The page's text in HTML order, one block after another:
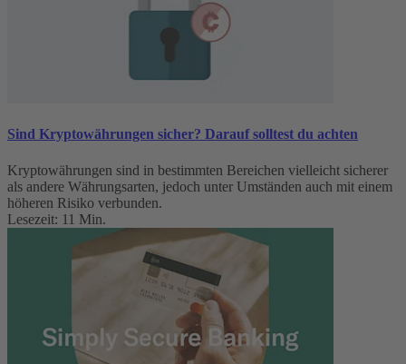
Sind Kryptowährungen sicher? Darauf solltest du achten
Kryptowährungen sind in bestimmten Bereichen vielleicht sicherer
als andere Währungsarten, jedoch unter Umständen auch mit einem
höheren Risiko verbunden.
Lesezeit: 11 Min.